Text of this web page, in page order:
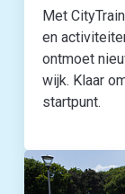
Met
en
ontmoet
wijk. Klaar
startpunt.